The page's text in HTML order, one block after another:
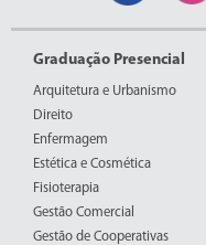
Graduação Presencial
Arquitetura e Urbanismo
Direito
Enfermagem
Estética e Cosmética
Fisioterapia
Gestão Comercial
Gestão de Cooperativas